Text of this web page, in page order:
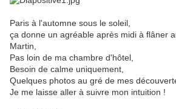
Paris à l'automne sous le soleil,
ça donne un agréable après midi à flâner
Martin,
Pas loin de ma chambre d'hôtel,
Besoin de calme uniquement,
Quelques photos au gré de mes
Je me laisse aller à suivre mon intuition !